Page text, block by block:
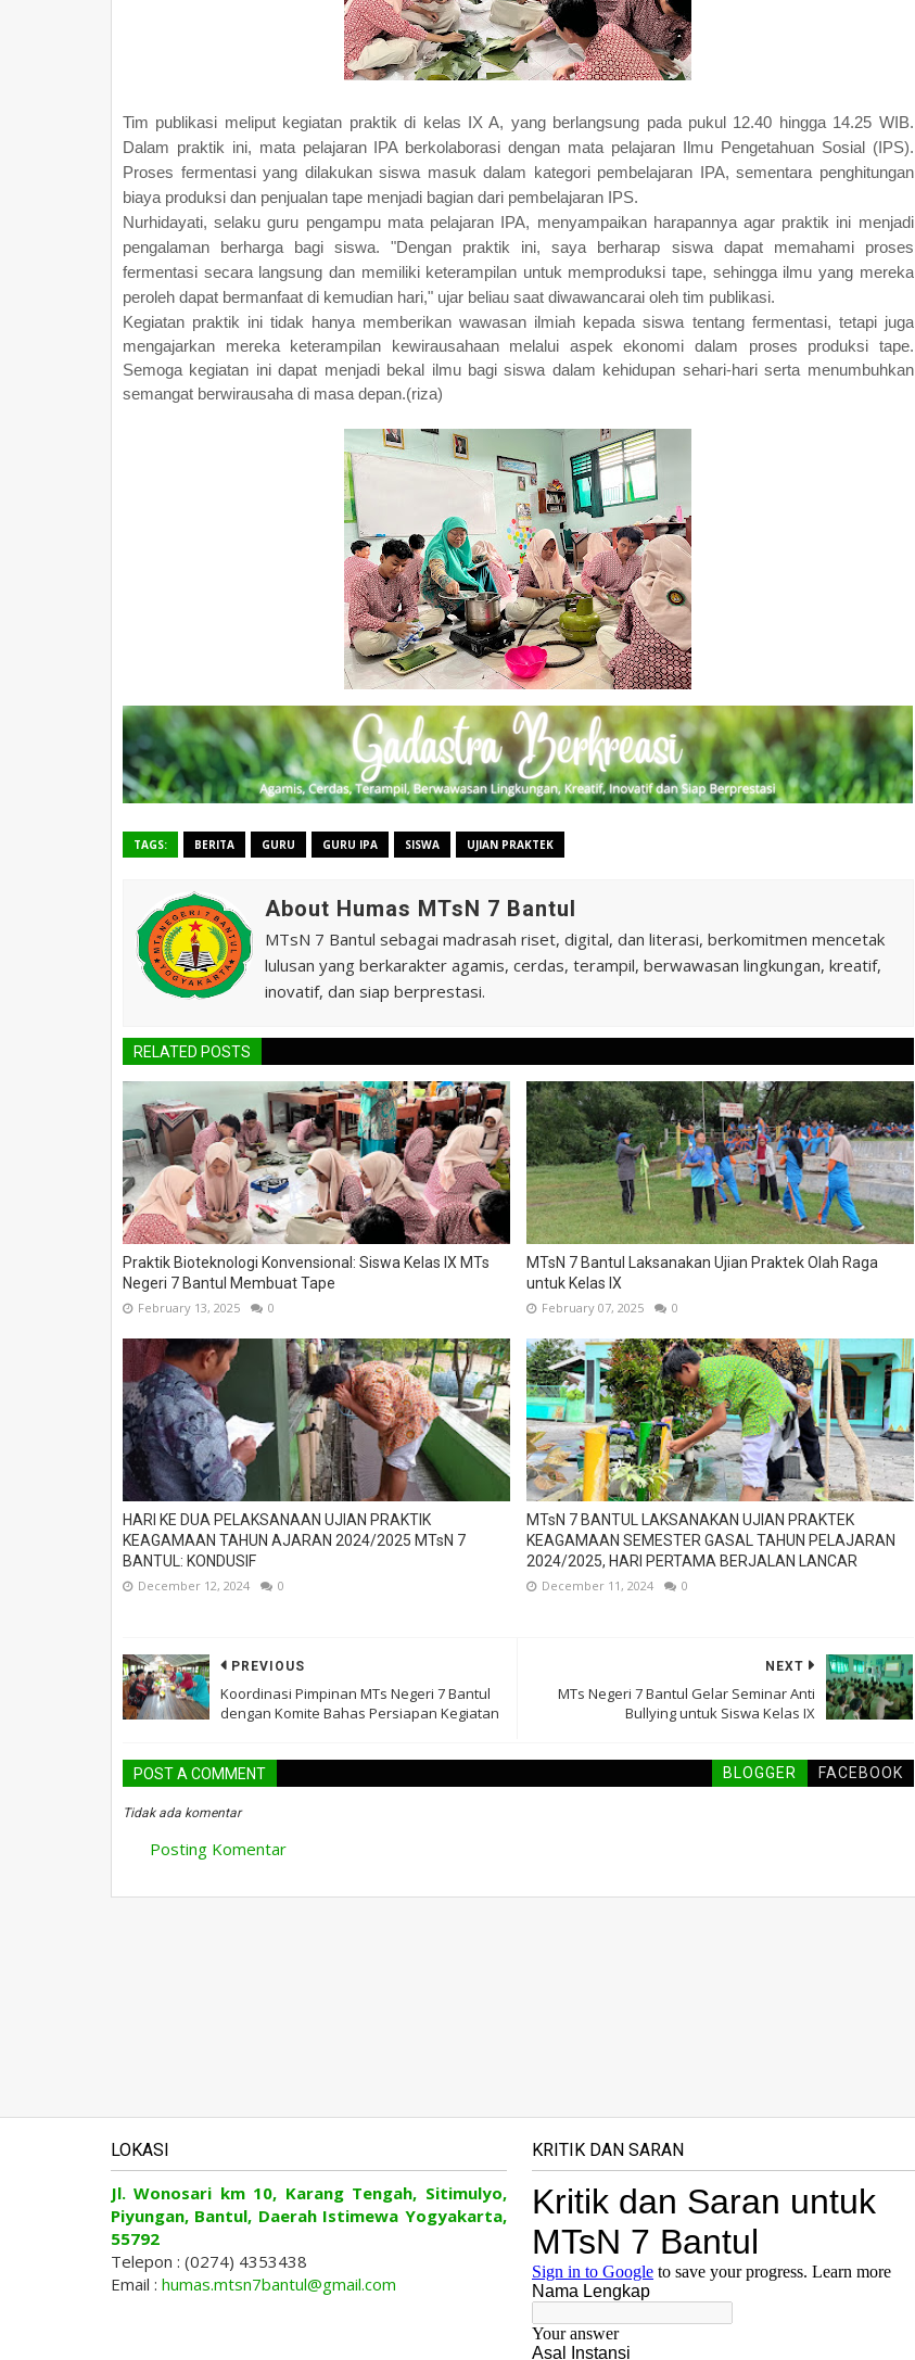
Tim publikasi meliput kegiatan praktik di kelas IX A, yang berlangsung pada pukul 12.40 hingga 14.25 WIB.
Dalam praktik ini, mata pelajaran IPA berkolaborasi dengan mata pelajaran Ilmu Pengetahuan Sosial (IPS).
Proses fermentasi yang dilakukan siswa masuk dalam kategori pembelajaran IPA, sementara penghitungan
biaya produksi dan penjualan tape menjadi bagian dari pembelajaran IPS.
Nurhidayati, selaku guru pengampu mata pelajaran IPA, menyampaikan harapannya agar praktik ini menjadi
pengalaman berharga bagi siswa. "Dengan praktik ini, saya berharap siswa dapat memahami proses
fermentasi secara langsung dan memiliki keterampilan untuk memproduksi tape, sehingga ilmu yang mereka
peroleh dapat bermanfaat di kemudian hari," ujar beliau saat diwawancarai oleh tim publikasi.
Kegiatan praktik ini tidak hanya memberikan wawasan ilmiah kepada siswa tentang fermentasi, tetapi juga
mengajarkan mereka keterampilan kewirausahaan melalui aspek ekonomi dalam proses produksi tape.
Semoga kegiatan ini dapat menjadi bekal ilmu bagi siswa dalam kehidupan sehari-hari serta menumbuhkan
semangat berwirausaha di masa depan.(riza)
TAGS: BERITA GURU GURU IPA SISWA UJIAN PRAKTEK
About Humas MTsN 7 Bantul
MTsN 7 Bantul sebagai madrasah riset, digital, dan literasi, berkomitmen mencetak
lulusan yang berkarakter agamis, cerdas, terampil, berwawasan lingkungan, kreatif,
inovatif, dan siap berprestasi.
RELATED POSTS
Praktik Bioteknologi Konvensional: Siswa Kelas IX MTs
Negeri 7 Bantul Membuat Tape
February 13, 2025 0
MTsN 7 Bantul Laksanakan Ujian Praktek Olah Raga
untuk Kelas IX
February 07, 2025 0
HARI KE DUA PELAKSANAAN UJIAN PRAKTIK
KEAGAMAAN TAHUN AJARAN 2024/2025 MTsN 7
BANTUL: KONDUSIF
December 12, 2024 0
MTsN 7 BANTUL LAKSANAKAN UJIAN PRAKTEK
KEAGAMAAN SEMESTER GASAL TAHUN PELAJARAN
2024/2025, HARI PERTAMA BERJALAN LANCAR
December 11, 2024 0
NEXT
MTs Negeri 7 Bantul Gelar Seminar Anti
Bullying untuk Siswa Kelas IX
PREVIOUS
Koordinasi Pimpinan MTs Negeri 7 Bantul
dengan Komite Bahas Persiapan Kegiatan
POST A COMMENT BLOGGER FACEBOOK
Tidak ada komentar
Posting Komentar
LOKASI
Jl. Wonosari km 10, Karang Tengah, Sitimulyo,
Piyungan, Bantul, Daerah Istimewa Yogyakarta,
55792
Telepon : (0274) 4353438
Email : humas.mtsn7bantul@gmail.com
KRITIK DAN SARAN